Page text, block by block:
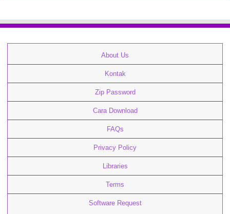
About Us
Kontak
Zip Password
Cara Download
FAQs
Privacy Policy
Libraries
Terms
Software Request